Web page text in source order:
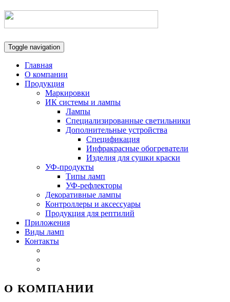
Toggle navigation
Главная
О компании
Продукция
Маркировки
ИК системы и лампы
Лампы
Специализированные светильники
Дополнительные устройства
Спецификация
Инфракрасные обогреватели
Изделия для сушки краски
УФ-продукты
Типы ламп
УФ-рефлекторы
Декоративные лампы
Контроллеры и аксессуары
Продукция для рептилий
Приложения
Виды ламп
Контакты
О КОМПАНИИ